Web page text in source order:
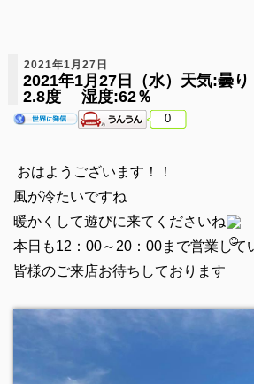
2021年1月27日
2021年1月27日（水）天気:曇
2.8度 湿度:62％
0
おはようございます！！
風が冷たいですね
暖かくして遊びに来てくださいね
本日も12：00～20：00まで営業して
皆様のご来店お待ちしております